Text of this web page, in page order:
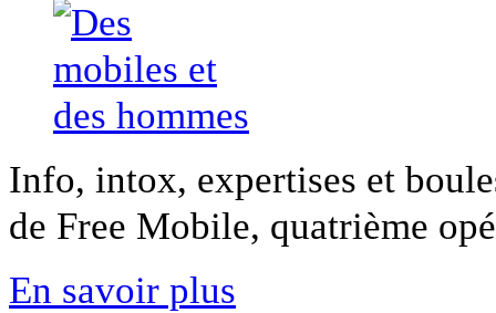
Info, intox, expertises et
de Free Mobile, quatrième
En savoir plus